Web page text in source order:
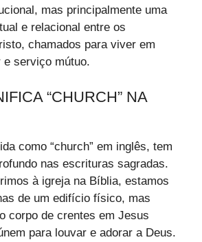
mas principalmente uma
e relacional entre os
chamados para viver em
e serviço mútuo.
“CHURCH” NA
como “church” em inglês, tem
nas escrituras sagradas.
à igreja na Bíblia, estamos
de um edifício físico, mas
corpo de crentes em Jesus
para louvar e adorar a Deus.